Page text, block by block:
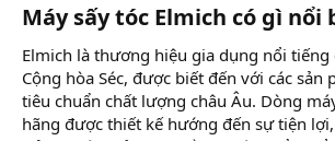
Máy sấy tóc Elmich có gì nổi
Elmich là thương hiệu gia dụng nổi
Cộng hòa Séc, được biết đến với các sản
tiêu chuẩn chất lượng châu Âu. Dòng
hãng được thiết kế hướng đến sự tiện